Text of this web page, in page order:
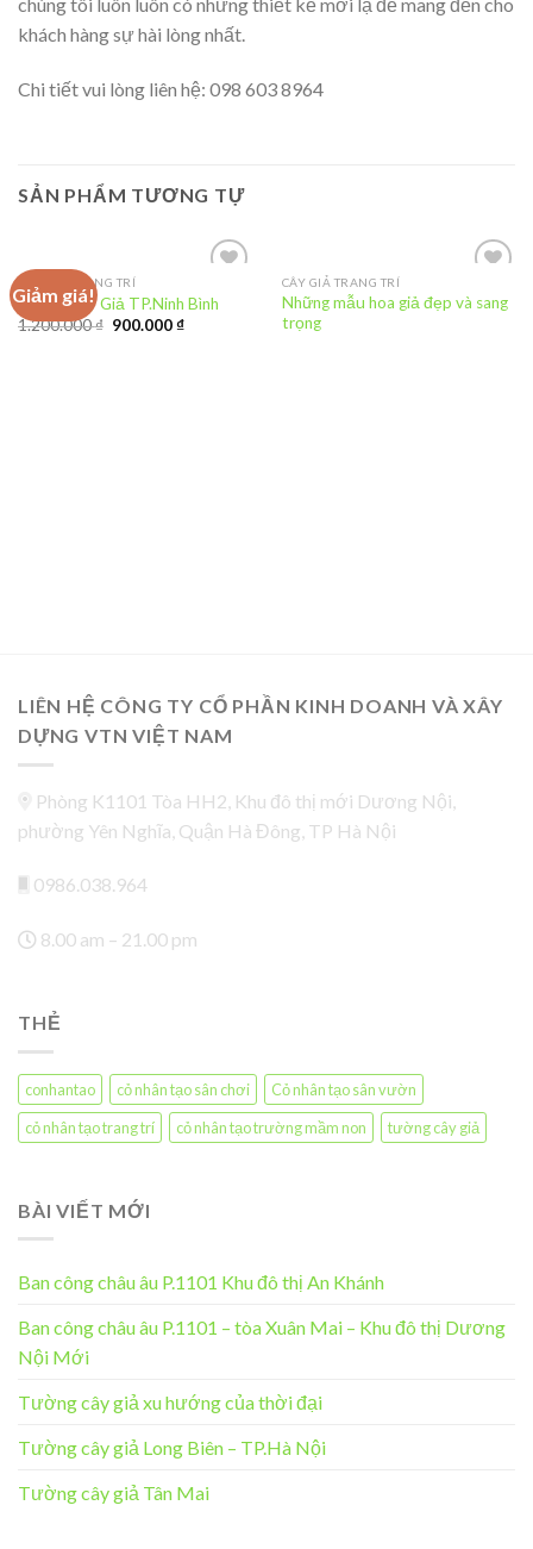
chúng tôi luôn luôn có những thiết kế mới lạ để mang đến cho
khách hàng sự hài lòng nhất.
Chi tiết vui lòng liên hệ: 098 603 8964
SẢN PHẨM TƯƠNG TỰ
Giảm giá!
Wishlist
CÂY GIẢ TRANG TRÍ
Tường cây Giả TP.Ninh Bình
1.200.000₫ 900.000₫
Wishlist
CÂY GIẢ TRANG TRÍ
Những mẫu hoa giả đẹp và sang
trọng
LIÊN HỆ CÔNG TY CỔ PHẦN KINH DOANH VÀ XÂY
DỰNG VTN VIỆT NAM
Phòng K1101 Tòa HH2, Khu đô thị mới Dương Nội,
phường Yên Nghĩa, Quận Hà Đông, TP Hà Nội
0986.038.964
8.00 am – 21.00 pm
THẺ
conhantao cỏ nhân tạo sân chơi
Cỏ nhân tạo sân vườn
cỏ nhân tạo trang trí
cỏ nhân tạo trường mầm non tường cây giả
BÀI VIẾT MỚI
Ban công châu âu P.1101 Khu đô thị An Khánh
Ban công châu âu P.1101 – tòa Xuân Mai – Khu đô thị Dương
Nội Mới
Tường cây giả xu hướng của thời đại
Tường cây giả Long Biên – TP.Hà Nội
Tường cây giả Tân Mai